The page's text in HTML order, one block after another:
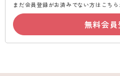
まだ会員登録がお済みでない方はこちら
無料会